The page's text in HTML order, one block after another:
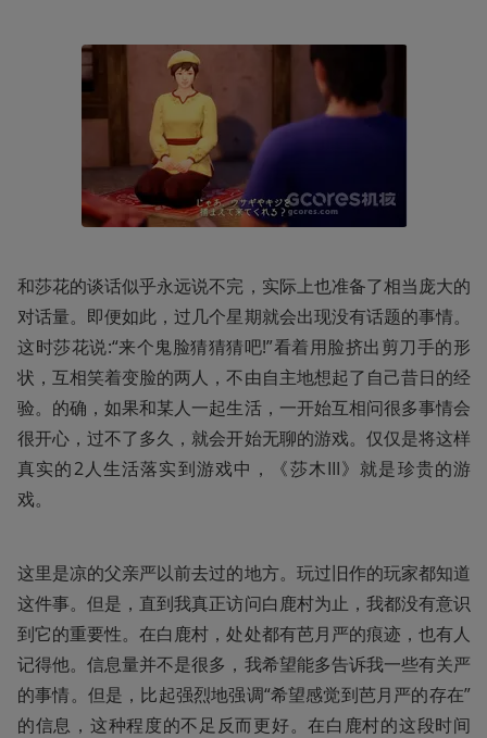
和莎花的谈话似乎永远说不完，实际上也准备了相当庞大的
对话量。即便如此，过几个星期就会出现没有话题的事情。
这时莎花说:“来个鬼脸猜猜猜吧!”看着用脸挤出剪刀手的形
状，互相笑着变脸的两人，不由自主地想起了自己昔日的经
验。的确，如果和某人一起生活，一开始互相问很多事情会
很开心，过不了多久，就会开始无聊的游戏。仅仅是将这样
真实的2人生活落实到游戏中，《莎木III》就是珍贵的游
戏。
这里是凉的父亲严以前去过的地方。玩过旧作的玩家都知道
这件事。但是，直到我真正访问白鹿村为止，我都没有意识
到它的重要性。在白鹿村，处处都有芭月严的痕迹，也有人
记得他。信息量并不是很多，我希望能多告诉我一些有关严
的事情。但是，比起强烈地强调“希望感觉到芭月严的存在”
的信息，这种程度的不足反而更好。在白鹿村的这段时间